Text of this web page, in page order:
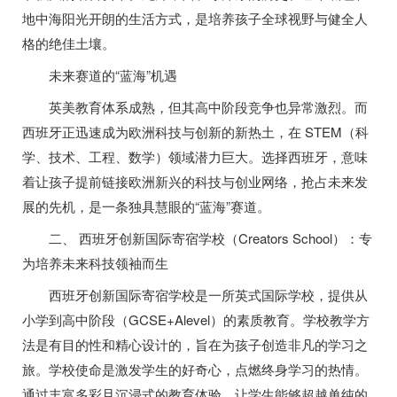
地中海阳光开朗的生活方式，是培养孩子全球视野与健全人
格的绝佳土壤。
未来赛道的“蓝海”机遇
英美教育体系成熟，但其高中阶段竞争也异常激烈。而
西班牙正迅速成为欧洲科技与创新的新热土，在 STEM（科
学、技术、工程、数学）领域潜力巨大。选择西班牙，意味
着让孩子提前链接欧洲新兴的科技与创业网络，抢占未来发
展的先机，是一条独具慧眼的“蓝海”赛道。
二、 西班牙创新国际寄宿学校（Creators School）：专
为培养未来科技领袖而生
西班牙创新国际寄宿学校是一所英式国际学校，提供从
小学到高中阶段（GCSE+Alevel）的素质教育。学校教学方
法是有目的性和精心设计的，旨在为孩子创造非凡的学习之
旅。学校使命是激发学生的好奇心，点燃终身学习的热情。